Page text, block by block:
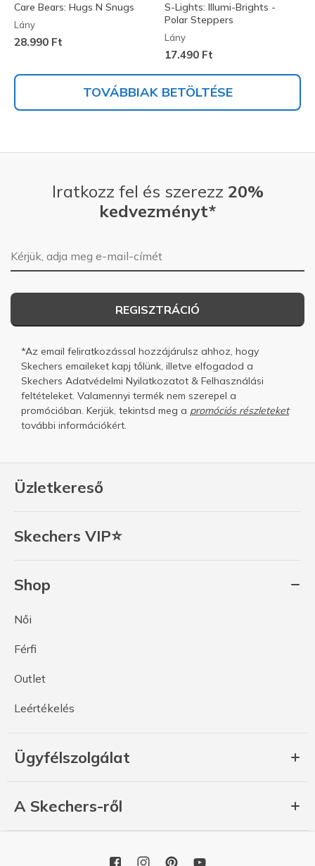
Care Bears: Hugs N Snugs
Lány
28.990 Ft
S-Lights: Illumi-Brights -
Polar Steppers
Lány
17.490 Ft
TOVÁBBIAK BETÖLTÉSE
Üzletkereső
Skechers VIP⭐
Shop
Női
Férfi
Outlet
Leértékelés
Ügyfélszolgálat
A Skechers-ről
Iratkozz fel és szerezz 20%
kedvezményt*
E-mail-cím
REGISZTRÁCIÓ
*Az email feliratkozással hozzájárulsz ahhoz, hogy
Skechers emaileket kapj tőlünk, illetve elfogadod a
Skechers Adatvédelmi Nyilatkozatot & Felhasználási
feltételeket. Valamennyi termék nem szerepel a
promócióban. Kerjük, tekintsd meg a promóciós részleteket
további információkért.